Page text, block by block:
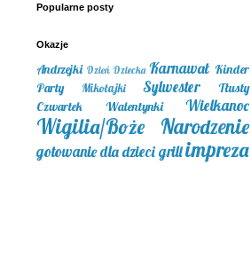
Popularne posty
Okazje
Andrzejki Dzień Dziecka Karnawał Kinder
Party
Mikołajki Sylwester
Tłusty
Czwartek
Walentynki Wielkanoc
Wigilia/Boże Narodzenie
gotowanie dla dziecigrillimpreza